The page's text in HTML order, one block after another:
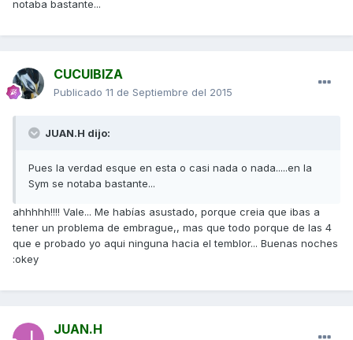
notaba bastante...
CUCUIBIZA
Publicado 11 de Septiembre del 2015
JUAN.H dijo:
Pues la verdad esque en esta o casi nada o nada.....en la
Sym se notaba bastante...
ahhhhh!!!! Vale... Me habías asustado, porque creia que ibas a
tener un problema de embrague,, mas que todo porque de las 4
que e probado yo aqui ninguna hacia el temblor... Buenas noches
:okey
JUAN.H